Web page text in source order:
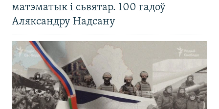
матэматык і сьвятар. 100 гадоў
Аляксандру Надсану